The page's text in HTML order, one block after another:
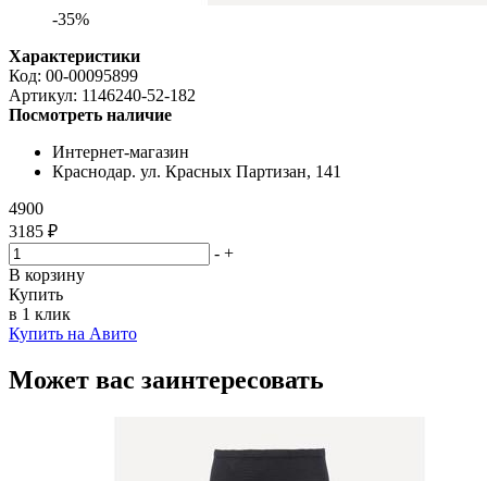
-35%
Характеристики
Код: 00-00095899
Артикул: 1146240-52-182
Посмотреть наличие
Интернет-магазин
Краснодар. ул. Красных Партизан, 141
4900
3185 ₽
- +
В корзину
Купить
в 1 клик
Купить на Авито
Может вас заинтересовать